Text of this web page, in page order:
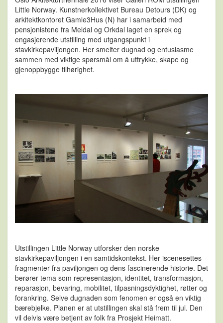
Little Norway. Kunstnerkollektivet Bureau Detours (DK) og
arkitektkontoret Gamle3Hus (N) har i samarbeid med
pensjonistene fra Meldal og Orkdal laget en sprek og
engasjerende utstilling med utgangspunkt i
stavkirkepaviljongen. Her smelter dugnad og entusiasme
sammen med viktige spørsmål om å uttrykke, skape og
gjenoppbygge tilhørighet.
Utstillingen Little Norway utforsker den norske
stavkirkepaviljongen i en samtidskontekst. Her iscenesettes
fragmenter fra paviljongen og dens fascinerende historie. Det
berører tema som representasjon, identitet, transformasjon,
reparasjon, bevaring, mobilitet, tilpasningsdyktighet, røtter og
forankring. Selve dugnaden som fenomen er også en viktig
bærebjelke. Planen er at utstillingen skal stå frem til jul. Den
vil delvis være betjent av folk fra Prosjekt Heimatt.